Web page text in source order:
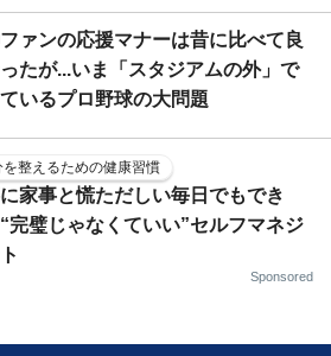
ァンの応援マナーは昔に比べて良
ったが...いま「スタジアムの外」で
いるプロ野球の大問題
を整えるための健康習慣
家事と慌ただしい毎日でもでき
完璧じゃなくていい”セルフマネジ
Sponsored